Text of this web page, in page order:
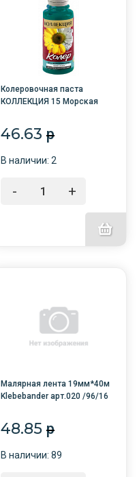
Колеровочная паста
КОЛЛЕКЦИЯ 15 Морская
46.63p
В наличии: 2
- +
Малярная лента 19мм*40м
Klebebander арт.020 /96/16
48.85p
В наличии: 89